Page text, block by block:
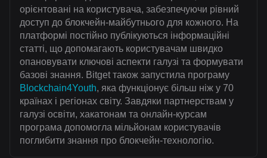
орієнтовані на користувача, забезпечуючи рівний
доступ до блокчейн-майбутнього для кожного. На
платформі постійно публікуються інформаційні
статті, що допомагають користувачам швидко
опановувати ключові аспекти галузі та формувати
базові знання. Bitget також запустила програму
Blockchain4Youth, яка функціонує більш ніж у 70
країнах і регіонах світу. Завдяки партнерствам у
галузі освіти, хакатонам та онлайн-курсам
програма допомогла мільйонам користувачів
поглибити знання про блокчейн-технологію.